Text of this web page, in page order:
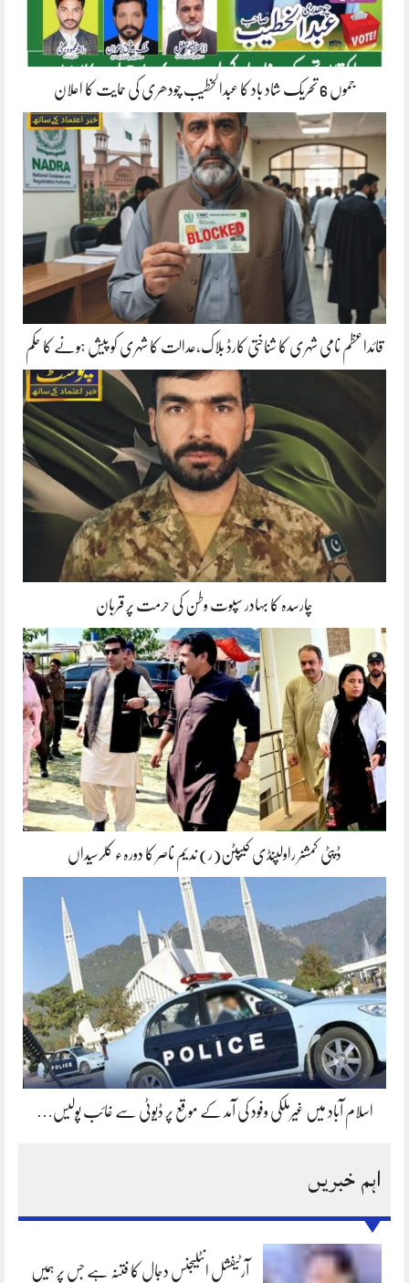
جموں 6 تحریک شاد باد کا عبدالخطیب چودھری کی حمایت کا اعلان
قائداعظم نامی شہری کا شناختی کارڈ بلاک،عدالت کا شہری کو پیش ہونے کا حکم
چارسدہ کا بہادر سپوت وطن کی حرمت پر قربان
ڈپٹی کمشنر راولپنڈی کیپٹن(ر) ندیم ناصر کا دورہء کلرسیداں
اسلام آباد میں غیرملکی وفود کی آمد کے موقع پر ڈیوٹی سے غائب پولیس…
اہم خبریں
آرٹیفشل انٹلیجنس دجال کا فتنہ ہے جس پر ہمیں